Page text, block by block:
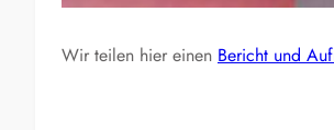
Wir teilen hier einen Bericht und